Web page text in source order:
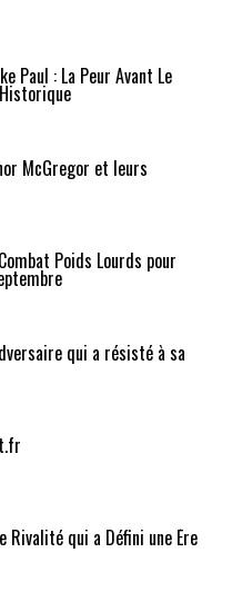
Paul : La Peur Avant Le
McGregor et leurs
Poids Lourds pour
qui a résisté à sa
Rivalité qui a Défini une Ère